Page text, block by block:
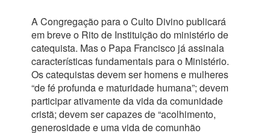
A Congregação para o Culto Divino publicará
em breve o Rito de Instituição do ministério de
catequista. Mas o Papa Francisco já assinala
características fundamentais para o Ministério.
Os catequistas devem ser homens e mulheres
“de fé profunda e maturidade humana”; devem
participar ativamente da vida da comunidade
cristã; devem ser capazes de “acolhimento,
generosidade e uma vida de comunhão